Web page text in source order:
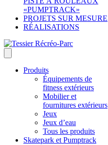
«PUMPTRACK»
PROJETS SUR MESURE
RÉALISATIONS
Produits
Équipements de
fitness extérieurs
Mobilier et
fournitures extérieurs
Jeux
Jeux d’eau
Tous les produits
Skatepark et Pumptrack